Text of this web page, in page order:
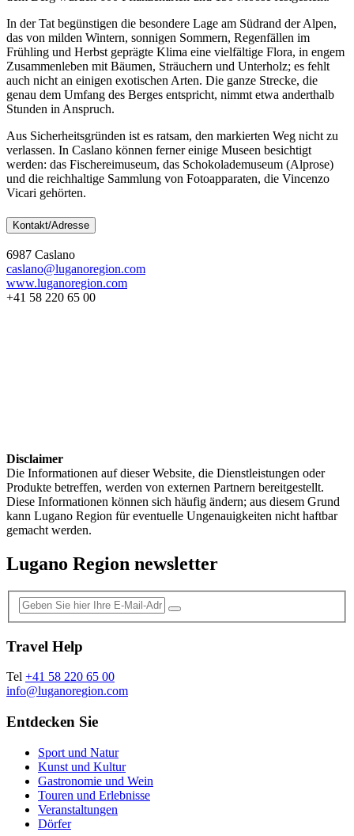
In der Tat begünstigen die besondere Lage am Südrand der Alpen,
das von milden Wintern, sonnigen Sommern, Regenfällen im
Frühling und Herbst geprägte Klima eine vielfältige Flora, in engem
Zusammenleben mit Bäumen, Sträuchern und Unterholz; es fehlt
auch nicht an einigen exotischen Arten. Die ganze Strecke, die
genau dem Umfang des Berges entspricht, nimmt etwa anderthalb
Stunden in Anspruch.
Aus Sicherheitsgründen ist es ratsam, den markierten Weg nicht zu
verlassen. In Caslano können ferner einige Museen besichtigt
werden: das Fischereimuseum, das Schokolademuseum (Alprose)
und die reichhaltige Sammlung von Fotoapparaten, die Vincenzo
Vicari gehörten.
Kontakt/Adresse
6987 Caslano
caslano@luganoregion.com
www.luganoregion.com
+41 58 220 65 00
Disclaimer
Die Informationen auf dieser Website, die Dienstleistungen oder
Produkte betreffen, werden von externen Partnern bereitgestellt.
Diese Informationen können sich häufig ändern; aus diesem Grund
kann Lugano Region für eventuelle Ungenauigkeiten nicht haftbar
gemacht werden.
Lugano Region newsletter
Travel Help
Tel +41 58 220 65 00
info@luganoregion.com
Entdecken Sie
Sport und Natur
Kunst und Kultur
Gastronomie und Wein
Touren und Erlebnisse
Veranstaltungen
Dörfer